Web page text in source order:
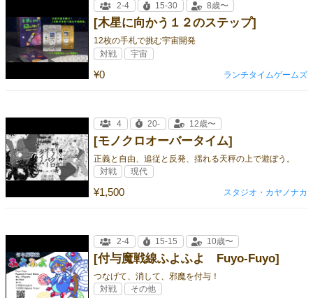
[木星に向かう１２のステップ]
12枚の手札で挑む宇宙開発
¥0
2-4 15-30 8歳〜
対戦 宇宙
ランチタイムゲームズ
[モノクロオーバータイム]
正義と自由、追従と反発、揺れる天秤の上で遊ぼう。
¥1,500
4 20- 12歳〜
対戦 現代
スタジオ・カヤノナカ
[付与魔戦線ふよふよ Fuyo-Fuyo]
つなげて、消して、邪魔を付与！
2-4 15-15 10歳〜
対戦 その他